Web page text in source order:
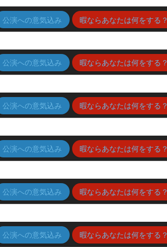
公演への意気込み 暇ならあなたは何をする？
公演への意気込み 暇ならあなたは何をする？
公演への意気込み 暇ならあなたは何をする？
公演への意気込み 暇ならあなたは何をする？
公演への意気込み 暇ならあなたは何をする？
公演への意気込み 暇ならあなたは何をする？